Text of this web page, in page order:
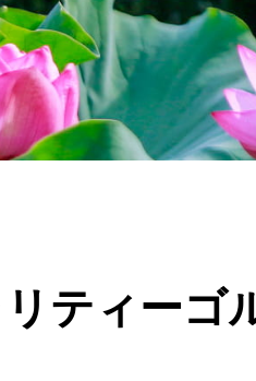
情報公開
よくわかる
ティーゴ